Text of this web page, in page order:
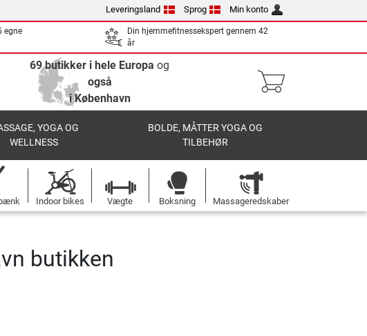
Leveringsland Sprog Min konto
egne
Din hjemmefitnessekspert gennem 42
år
69 butikker i hele Europa og
også
i København
YOGA OG
WELLNESS
BOLDE, MÅTTER YOGA OG
TILBEHØR
Indoor bikes Vægte Boksning Massageredskaber
butikken